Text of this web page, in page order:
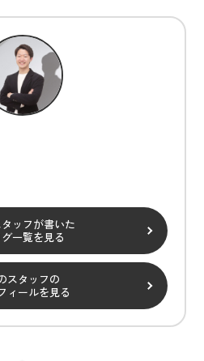
ッフが書いた
一覧を見る
スタッフの
ィールを見る